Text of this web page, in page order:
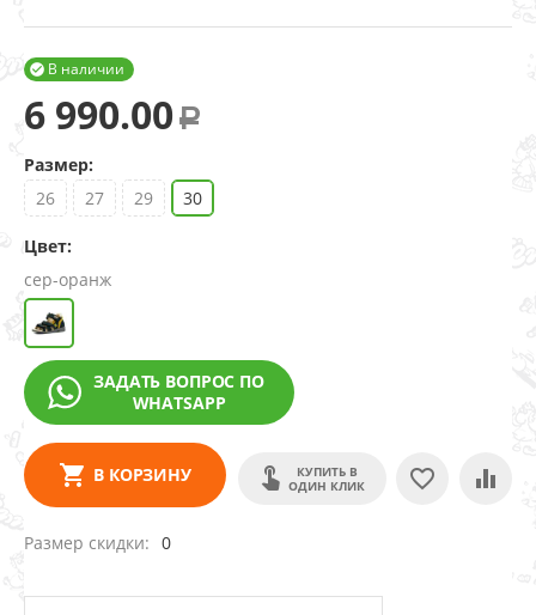
В наличии

6 990.00 Р
Размер:
26
27 29 30
Цвет:
сер-оранж
ЗАДАТЬ ВОПРОС ПО
WHATSAPP
В КОРЗИНУ
КУПИТЬ В
ОДИН КЛИК
Размер скидки 0